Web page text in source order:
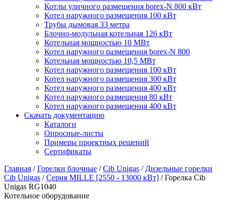
Котлы уличного размещения borex-N 800 кВт
Котел наружного размещения 100 кВт
Трубы дымовая 33 метра
Блочно-модульная котельная 126 кВт
Котельная мощностью 10 МВт
Котел наружного размещения borex-N 800
Котельная мощностью 10,5 МВт
Котел наружного размещения 100 кВт
Котел наружного размещения 300 кВт
Котел наружного размещения 400 кВт
Котел наружного размещения 80 кВт
Котел наружного размещения 400 кВт
Скачать документацию
Каталоги
Опросные-листы
Примеры проектных решений
Сертификаты
Главная /Горелки блочные /Cib Unigas / Дизельные горелки
Cib Unigas /Серия MILLE [2550 - 13000 кВт] /Горелка Cib
Unigas RG1040
Котельное оборудование